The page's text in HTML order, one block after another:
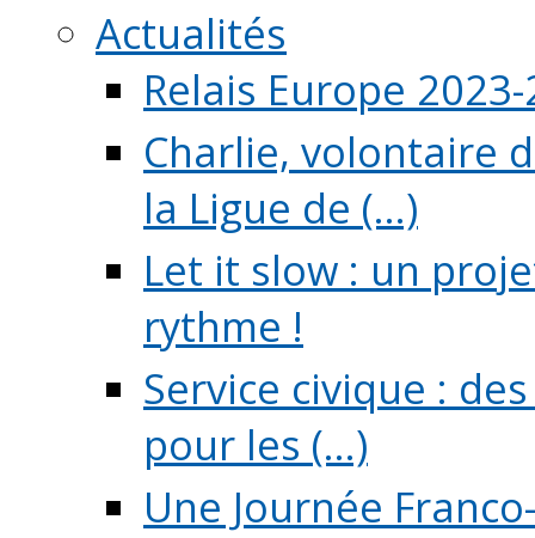
Actualités
Relais Europe
Charlie, volontaire
la Ligue de (...)
Let it slow : un
rythme !
Service civique :
pour les (...)
Une Journée